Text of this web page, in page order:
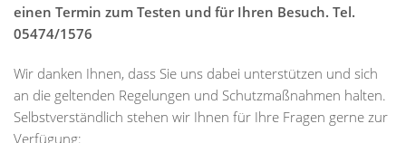
einen Termin zum Testen und für Ihren Besuch. Tel.
05474/1576
Wir danken Ihnen, dass Sie uns dabei unterstützen und sich
an die geltenden Regelungen und Schutzmaßnahmen halten.
Selbstverständlich stehen wir Ihnen für Ihre Fragen gerne zur
Verfügung: